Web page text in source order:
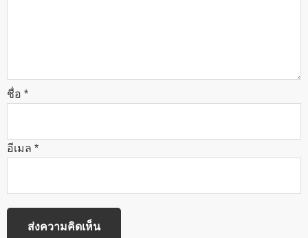
ชื่อ *
อีเมล *